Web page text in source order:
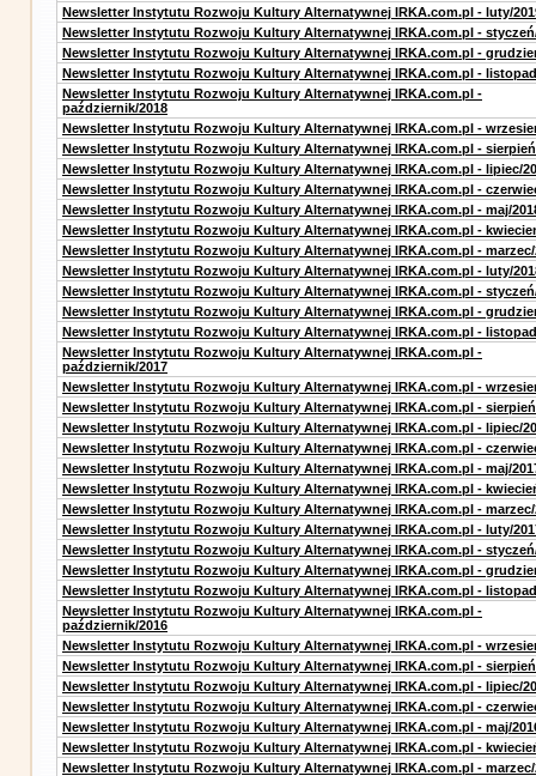
Newsletter Instytutu Rozwoju Kultury Alternatywnej IRKA.com.pl - luty/
Newsletter Instytutu Rozwoju Kultury Alternatywnej IRKA.com.pl -
Newsletter Instytutu Rozwoju Kultury Alternatywnej IRKA.com.pl -
Newsletter Instytutu Rozwoju Kultury Alternatywnej IRKA.com.pl -
Newsletter Instytutu Rozwoju Kultury Alternatywnej IRKA.com.pl -
październik/2018
Newsletter Instytutu Rozwoju Kultury Alternatywnej IRKA.com.pl -
Newsletter Instytutu Rozwoju Kultury Alternatywnej IRKA.com.pl -
Newsletter Instytutu Rozwoju Kultury Alternatywnej IRKA.com.pl - lipiec/
Newsletter Instytutu Rozwoju Kultury Alternatywnej IRKA.com.pl -
Newsletter Instytutu Rozwoju Kultury Alternatywnej IRKA.com.pl - maj/
Newsletter Instytutu Rozwoju Kultury Alternatywnej IRKA.com.pl -
Newsletter Instytutu Rozwoju Kultury Alternatywnej IRKA.com.pl - marzec/
Newsletter Instytutu Rozwoju Kultury Alternatywnej IRKA.com.pl - luty/
Newsletter Instytutu Rozwoju Kultury Alternatywnej IRKA.com.pl -
Newsletter Instytutu Rozwoju Kultury Alternatywnej IRKA.com.pl -
Newsletter Instytutu Rozwoju Kultury Alternatywnej IRKA.com.pl -
Newsletter Instytutu Rozwoju Kultury Alternatywnej IRKA.com.pl -
październik/2017
Newsletter Instytutu Rozwoju Kultury Alternatywnej IRKA.com.pl -
Newsletter Instytutu Rozwoju Kultury Alternatywnej IRKA.com.pl -
Newsletter Instytutu Rozwoju Kultury Alternatywnej IRKA.com.pl - lipiec/
Newsletter Instytutu Rozwoju Kultury Alternatywnej IRKA.com.pl -
Newsletter Instytutu Rozwoju Kultury Alternatywnej IRKA.com.pl - maj/
Newsletter Instytutu Rozwoju Kultury Alternatywnej IRKA.com.pl -
Newsletter Instytutu Rozwoju Kultury Alternatywnej IRKA.com.pl - marzec/
Newsletter Instytutu Rozwoju Kultury Alternatywnej IRKA.com.pl - luty/
Newsletter Instytutu Rozwoju Kultury Alternatywnej IRKA.com.pl -
Newsletter Instytutu Rozwoju Kultury Alternatywnej IRKA.com.pl -
Newsletter Instytutu Rozwoju Kultury Alternatywnej IRKA.com.pl -
Newsletter Instytutu Rozwoju Kultury Alternatywnej IRKA.com.pl -
październik/2016
Newsletter Instytutu Rozwoju Kultury Alternatywnej IRKA.com.pl -
Newsletter Instytutu Rozwoju Kultury Alternatywnej IRKA.com.pl -
Newsletter Instytutu Rozwoju Kultury Alternatywnej IRKA.com.pl - lipiec/
Newsletter Instytutu Rozwoju Kultury Alternatywnej IRKA.com.pl -
Newsletter Instytutu Rozwoju Kultury Alternatywnej IRKA.com.pl - maj/
Newsletter Instytutu Rozwoju Kultury Alternatywnej IRKA.com.pl -
Newsletter Instytutu Rozwoju Kultury Alternatywnej IRKA.com.pl - marzec/